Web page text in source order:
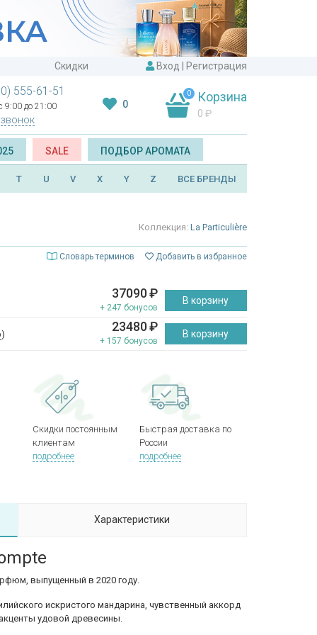
Скидки Вход Регистрация
555-61-51
9:00 до 21:00 0
0 Корзина
0 ₽
SALE ПОДБОР АРОМАТА
T U V X Y Z ВСЕ БРЕНДЫ
Коллекция: La Particulière
Словарь терминов Добавить в избранное
37090₽
+ 247 бонусов
В корзину
) 23480₽
+ 157 бонусов
В корзину
Скидки постоянным
клиентам
подробнее
Быстрая доставка по
России
подробнее
Характеристики
выпущенный в 2020 году.
искристого мандарина, чувственный аккорд
удовой древесины.